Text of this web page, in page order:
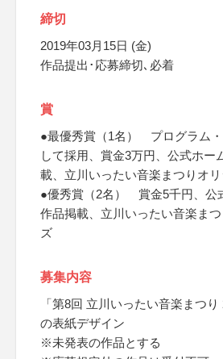
締切
2019年03月15日 (金)
作品提出･応募締切､必着
賞
●最優秀賞（1名） プログラム・
して採用、賞金3万円、公式ホー
載、立川いったい音楽まつりオ
●優秀賞（2名） 賞金5千円、公
作品掲載、立川いったい音楽ま
ズ
募集内容
「第8回 立川いったい音楽まつ
の表紙デザイン
※未発表の作品とする